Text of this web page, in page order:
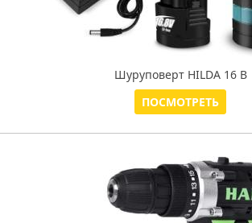
Шуруповерт HILDA 16 В
ПОСМОТРЕТЬ